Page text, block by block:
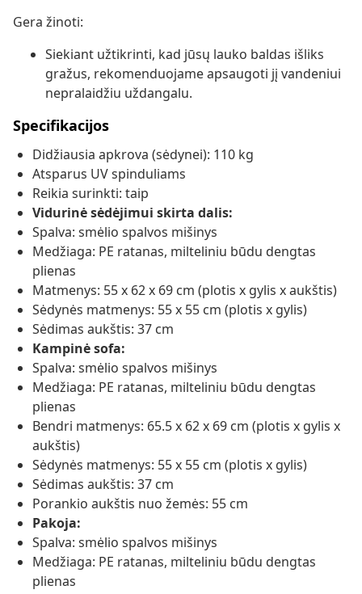
Gera žinoti:
Siekiant užtikrinti, kad jūsų lauko baldas išliks
gražus, rekomenduojame apsaugoti jį vandeniui
nepralaidžiu uždangalu.
Specifikacijos
Didžiausia apkrova (sėdynei): 110 kg
Atsparus UV spinduliams
Reikia surinkti: taip
Vidurinė sėdėjimui skirta dalis:
Spalva: smėlio spalvos mišinys
Medžiaga: PE ratanas, milteliniu būdu dengtas
plienas
Matmenys: 55 x 62 x 69 cm (plotis x gylis x aukštis)
Sėdynės matmenys: 55 x 55 cm (plotis x gylis)
Sėdimas aukštis: 37 cm
Kampinė sofa:
Spalva: smėlio spalvos mišinys
Medžiaga: PE ratanas, milteliniu būdu dengtas
plienas
Bendri matmenys: 65.5 x 62 x 69 cm (plotis x gylis x
aukštis)
Sėdynės matmenys: 55 x 55 cm (plotis x gylis)
Sėdimas aukštis: 37 cm
Porankio aukštis nuo žemės: 55 cm
Pakoja:
Spalva: smėlio spalvos mišinys
Medžiaga: PE ratanas, milteliniu būdu dengtas
plienas